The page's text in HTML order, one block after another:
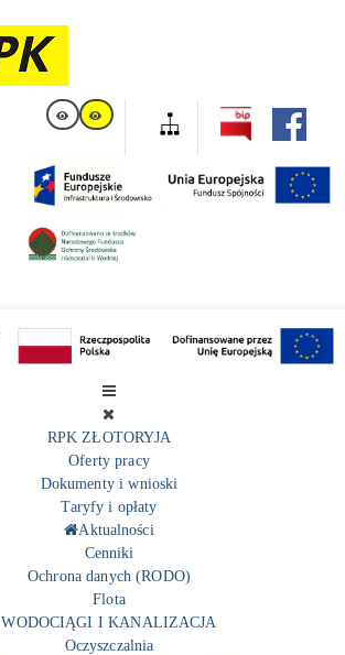
RPK ZŁOTORYJA
Oferty pracy
Dokumenty i wnioski
Taryfy i opłaty
Aktualności
Cenniki
Ochrona danych (RODO)
Flota
WODOCIĄGI I KANALIZACJA
Oczyszczalnia